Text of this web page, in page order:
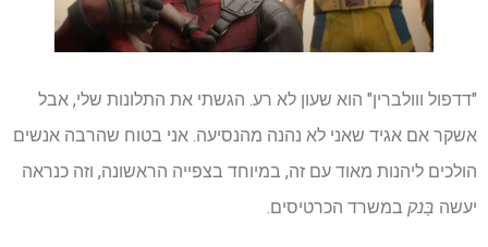
"דדפול ווולברין" הוא שעון לא רע. הגשתי את התלונות שלי, אבל
אשקר אם אגיד שאני לא נהנה מהנסיעה. אני בטוח שהרבה אנשים
הולכים ליהנות מאוד עם זה, במיוחד בצפייה הראשונה, וזה כנראה
יעשה בַּנק במשרד הכרטיסים.